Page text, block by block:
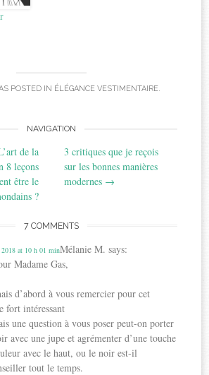
POSTED IN ÉLÉGANCE VESTIMENTAIRE.
NAVIGATION
de la
8 leçons
être le
?
3 critiques que je reçois
sur les bonnes manières
modernes →
7 COMMENTS
Mélanie M. says:
at 10 h 01 min
Madame Gas,
d’abord à vous remercier pour cet
fort intéressant
une question à vous poser peut-on porter
avec une jupe et agrémenter d’une touche
avec le haut, ou le noir est-il
tout le temps.